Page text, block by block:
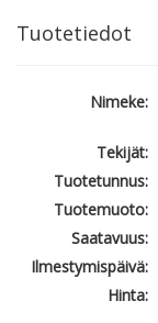
Tuotetiedot
Nimeke:
Tekijät:
Tuotetunnus:
Tuotemuoto:
Saatavuus:
Ilmestymispäivä:
Hinta: